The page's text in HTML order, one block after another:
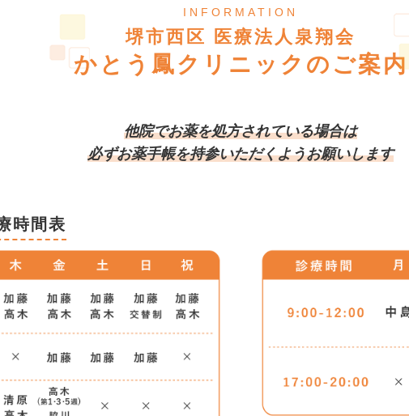
INFORMATION
堺市西区 医療法人泉翔会
かとう鳳クリニックのご案内
他院でお薬を処方されている場合は
必ずお薬手帳を持参いただくようお願いします
時間表